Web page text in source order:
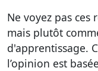
Ne voyez pas
mais plutôt
d'apprentissage.
l’opinion est